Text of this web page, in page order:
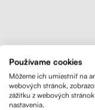
Používame cookies
Môžeme ich umiestniť na
webových stránok,
zážitku z webových
nastavenia.